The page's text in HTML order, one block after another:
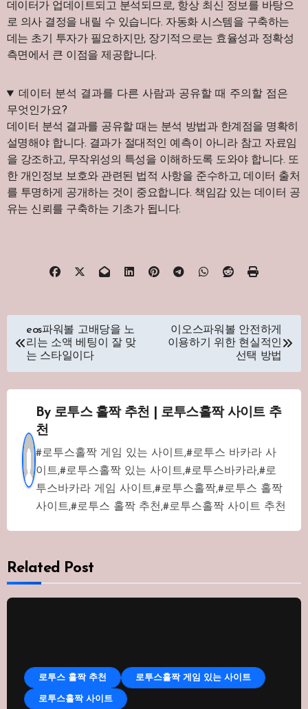
데이터가 업데이트되고 분석되므로, 항상 최신 정보를 바탕으
로 의사 결정을 내릴 수 있습니다. 자동화 시스템을 구축하는
데는 초기 투자가 필요하지만, 장기적으로는 효율성과 정확성
측면에서 큰 이점을 제공합니다.
데이터 분석 결과를 다른 사람과 공유할 때 주의할 점은
무엇인가요?
데이터 분석 결과를 공유할 때는 분석 방법과 한계점을 명확히
설명해야 합니다. 결과가 절대적인 예측이 아니라 참고 자료임
을 강조하고, 무작위성의 특성을 이해하도록 도와야 합니다. 또
한 개인정보 보호와 관련된 법적 사항을 준수하고, 데이터 출처
를 투명하게 공개하는 것이 중요합니다. 책임감 있는 데이터 공
유는 신뢰를 구축하는 기초가 됩니다.
탐
색
eos파워볼 고배당을 노
리는 소액 베팅이 잘 맞
는 스타일이다
이오스파워볼 안전하게
이용하기 위한 현실적인
선택 방법
By 로투스 홀짝 추천 | 로투스홀짝 사이트 추
천
#로투스홀짝 게임 있는 사이트,#로투스 바카라 사
이트,#로투스홀짝 있는 사이트,#로투스바카라,#로
투스바카라 게임 사이트,#로투스홀짝,#로투스 홀짝
사이트,#로투스 홀짝 추천,#로투스홀짝 사이트 추천
Related Post
로투스 홀짝 추천 로투스홀짝 게임 있는 사이트
로투스홀짝 사이트